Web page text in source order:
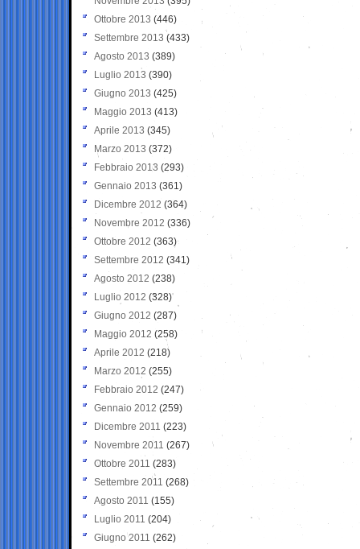
Ottobre 2013 (446)
Settembre 2013 (433)
Agosto 2013 (389)
Luglio 2013 (390)
Giugno 2013 (425)
Maggio 2013 (413)
Aprile 2013 (345)
Marzo 2013 (372)
Febbraio 2013 (293)
Gennaio 2013 (361)
Dicembre 2012 (364)
Novembre 2012 (336)
Ottobre 2012 (363)
Settembre 2012 (341)
Agosto 2012 (238)
Luglio 2012 (328)
Giugno 2012 (287)
Maggio 2012 (258)
Aprile 2012 (218)
Marzo 2012 (255)
Febbraio 2012 (247)
Gennaio 2012 (259)
Dicembre 2011 (223)
Novembre 2011 (267)
Ottobre 2011 (283)
Settembre 2011 (268)
Agosto 2011 (155)
Luglio 2011 (204)
Giugno 2011 (262)